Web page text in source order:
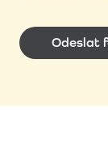
Odeslat